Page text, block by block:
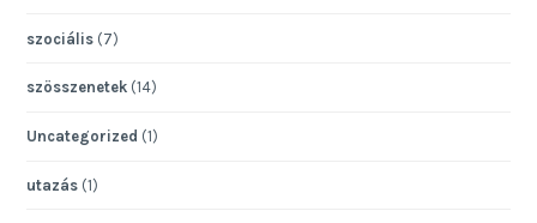
szociális (7)
szösszenetek (14)
Uncategorized (1)
utazás (1)